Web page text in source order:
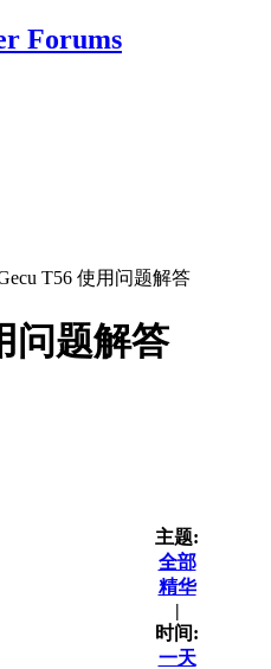
T56 使用问题解答
问题解答
主题:
全部
精华
|
时间:
一天